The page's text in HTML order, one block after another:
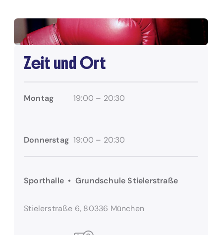
Zeit und Ort
Montag 19:00 – 20:30
Donnerstag 19:00 – 20:30
Sporthalle • Grundschule Stielerstraße
Stielerstraße 6, 80336 München